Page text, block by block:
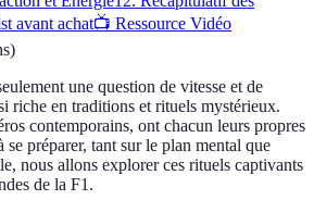
avant achat📺 Ressource Vidéo
)
une question de vitesse et de
riche en traditions et rituels mystérieux.
contemporains, ont chacun leurs propres
se préparer, tant sur le plan mental que
nous allons explorer ces rituels captivants
de la F1.